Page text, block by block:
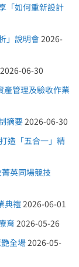
「如何重新設計
」說明會 2026-
2026-06-30
產管理及驗收作業
摘要 2026-06-30
造「五合一」精
英同場競技
典禮 2026-06-01
育 2026-05-26
全場 2026-05-